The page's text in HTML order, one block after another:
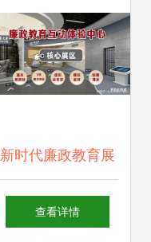
新时代廉政教育展
厅升级改造与文化
查看详情